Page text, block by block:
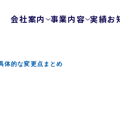
会社案内
代表メッセージ
事業内容 実績お
体的な変更点まとめ